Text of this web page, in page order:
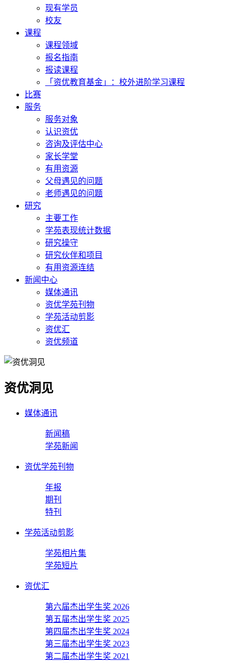
现有学员
校友
课程
课程领域
报名指南
报读课程
「资优教育基金」：校外进阶学习课程
比赛
服务
服务对象
认识资优
咨询及评估中心
家长学堂
有用资源
父母遇见的问题
老师遇见的问题
研究
主要工作
学苑表现统计数据
研究操守
研究伙伴和项目
有用资源连结
新闻中心
媒体通讯
资优学苑刊物
学苑活动剪影
资优汇
资优频道
资优洞见
媒体通讯
新闻稿
学苑新闻
资优学苑刊物
年报
期刊
特刊
学苑活动剪影
学苑相片集
学苑短片
资优汇
第六届杰出学生奖 2026
第五届杰出学生奖 2025
第四届杰出学生奖 2024
第三届杰出学生奖 2023
第二届杰出学生奖 2021